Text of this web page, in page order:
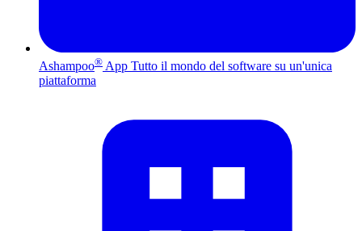
Ashampoo® App Tutto il mondo del software su un'unica
piattaforma